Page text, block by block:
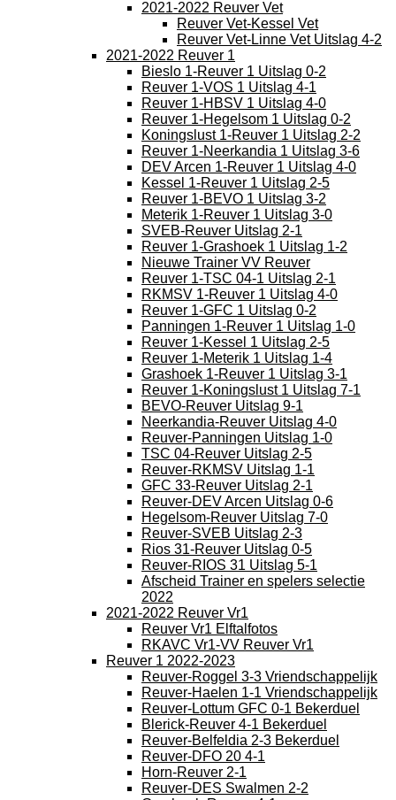
2021-2022 Reuver Vet
Reuver Vet-Kessel Vet
Reuver Vet-Linne Vet Uitslag 4-2
2021-2022 Reuver 1
Bieslo 1-Reuver 1 Uitslag 0-2
Reuver 1-VOS 1 Uitslag 4-1
Reuver 1-HBSV 1 Uitslag 4-0
Reuver 1-Hegelsom 1 Uitslag 0-2
Koningslust 1-Reuver 1 Uitslag 2-2
Reuver 1-Neerkandia 1 Uitslag 3-6
DEV Arcen 1-Reuver 1 Uitslag 4-0
Kessel 1-Reuver 1 Uitslag 2-5
Reuver 1-BEVO 1 Uitslag 3-2
Meterik 1-Reuver 1 Uitslag 3-0
SVEB-Reuver Uitslag 2-1
Reuver 1-Grashoek 1 Uitslag 1-2
Nieuwe Trainer VV Reuver
Reuver 1-TSC 04-1 Uitslag 2-1
RKMSV 1-Reuver 1 Uitslag 4-0
Reuver 1-GFC 1 Uitslag 0-2
Panningen 1-Reuver 1 Uitslag 1-0
Reuver 1-Kessel 1 Uitslag 2-5
Reuver 1-Meterik 1 Uitslag 1-4
Grashoek 1-Reuver 1 Uitslag 3-1
Reuver 1-Koningslust 1 Uitslag 7-1
BEVO-Reuver Uitslag 9-1
Neerkandia-Reuver Uitslag 4-0
Reuver-Panningen Uitslag 1-0
TSC 04-Reuver Uitslag 2-5
Reuver-RKMSV Uitslag 1-1
GFC 33-Reuver Uitslag 2-1
Reuver-DEV Arcen Uitslag 0-6
Hegelsom-Reuver Uitslag 7-0
Reuver-SVEB Uitslag 2-3
Rios 31-Reuver Uitslag 0-5
Reuver-RIOS 31 Uitslag 5-1
Afscheid Trainer en spelers selectie
2022
2021-2022 Reuver Vr1
Reuver Vr1 Elftalfotos
RKAVC Vr1-VV Reuver Vr1
Reuver 1 2022-2023
Reuver-Roggel 3-3 Vriendschappelijk
Reuver-Haelen 1-1 Vriendschappelijk
Reuver-Lottum GFC 0-1 Bekerduel
Blerick-Reuver 4-1 Bekerduel
Reuver-Belfeldia 2-3 Bekerduel
Reuver-DFO 20 4-1
Horn-Reuver 2-1
Reuver-DES Swalmen 2-2